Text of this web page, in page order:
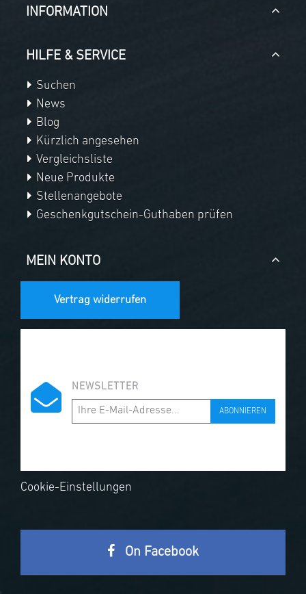
INFORMATION
HILFE & SERVICE
Suchen
News
Blog
Kürzlich angesehen
Vergleichsliste
Neue Produkte
Stellenangebote
Geschenkgutschein-Guthaben prüfen
MEIN KONTO
Vertrag widerrufen
NEWSLETTER
ABONNIEREN
Cookie-Einstellungen
On Facebook